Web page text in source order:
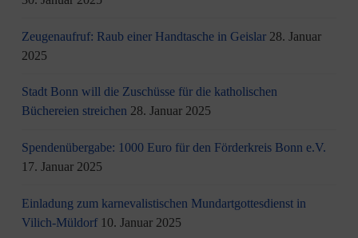
Zeugenaufruf: Raub einer Handtasche in Geislar 28. Januar
2025
Stadt Bonn will die Zuschüsse für die katholischen
Büchereien streichen 28. Januar 2025
Spendenübergabe: 1000 Euro für den Förderkreis Bonn e.V.
17. Januar 2025
Einladung zum karnevalistischen Mundartgottesdienst in
Vilich-Müldorf 10. Januar 2025